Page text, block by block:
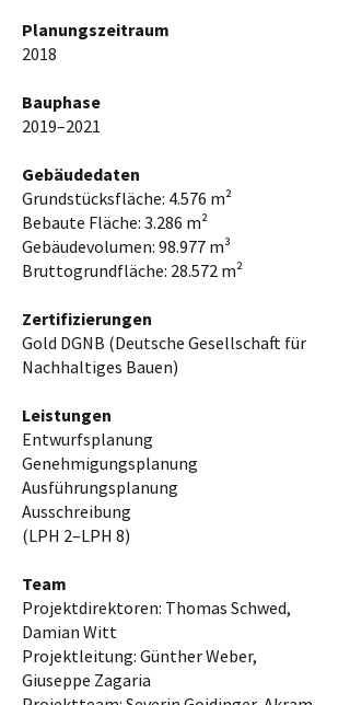
Planungszeitraum
2018
Bauphase
2019–2021
Gebäudedaten
Grundstücksfläche: 4.576 m²
Bebaute Fläche: 3.286 m²
Gebäudevolumen: 98.977 m³
Bruttogrundfläche: 28.572 m²
Zertifizierungen
Gold DGNB (Deutsche Gesellschaft für
Nachhaltiges Bauen)
Leistungen
Entwurfsplanung
Genehmigungsplanung
Ausführungsplanung
Ausschreibung
(LPH 2–LPH 8)
Team
Projektdirektoren: Thomas Schwed,
Damian Witt
Projektleitung: Günther Weber,
Giuseppe Zagaria